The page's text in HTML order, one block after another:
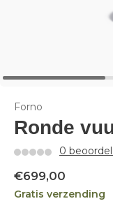
Forno
Ronde
0
€699,00
Gratis verzending